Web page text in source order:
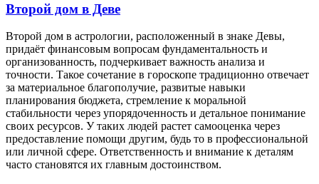
Второй дом в Деве
Второй дом в астрологии, расположенный в знаке Девы,
придаёт финансовым вопросам фундаментальность и
организованность, подчеркивает важность анализа и
точности. Такое сочетание в гороскопе традиционно отвечает
за материальное благополучие, развитые навыки
планирования бюджета, стремление к моральной
стабильности через упорядоченность и детальное понимание
своих ресурсов. У таких людей растет самооценка через
предоставление помощи другим, будь то в профессиональной
или личной сфере. Ответственность и внимание к деталям
часто становятся их главным достоинством.